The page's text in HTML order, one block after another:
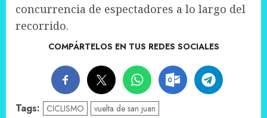
concurrencia de espectadores a lo largo del
recorrido.
COMPÁRTELOS EN TUS REDES SOCIALES
Tags: CICLISMO vuelta de san juan